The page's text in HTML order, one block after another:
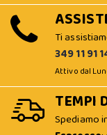
Ti
349 11 91
Attivo dal
TEMPI
Spediamo